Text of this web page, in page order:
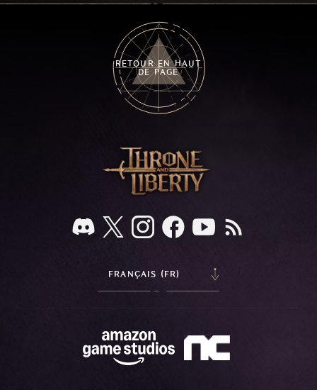
key combat mechanics, the Ballista, and the
new Archboss equipment that awaits.
RETOUR EN HAUT
DE PAGE
FRANÇAIS (FR)